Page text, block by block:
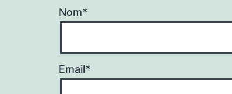
Nom*
Email*